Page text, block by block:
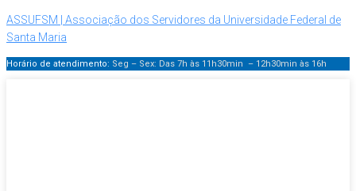
ASSUFSM | Associação dos Servidores da Universidade Federal de
Santa Maria
Horário de atendimento: Seg – Sex: Das 7h às 11h30min – 12h30min às 16h